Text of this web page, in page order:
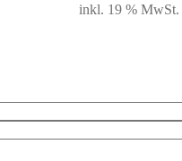
inkl. 19 % MwSt.